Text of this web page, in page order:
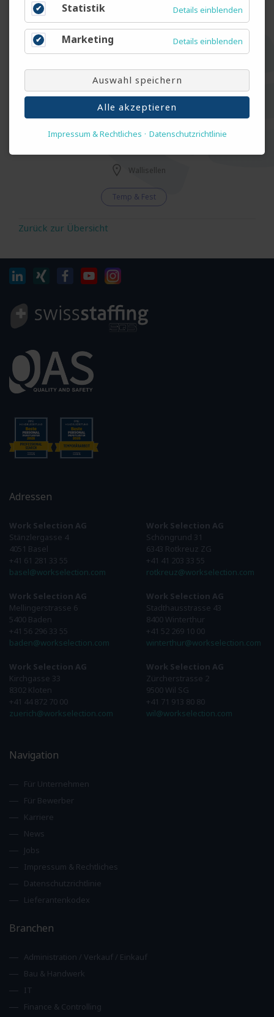
Elektroinstallateur Industrie (m/w/d)
Luzern
Fest - Vollzeit
Wallisellen
Temp & Fest
Zurück zur Übersicht
Adressen
Work Selection AG
Stänzlergasse 4
4051 Basel
+41 61 281 33 55
basel@workselection.com
Work Selection AG
Mellingerstrasse 6
5400 Baden
+41 56 296 33 55
baden@workselection.com
Work Selection AG
Kirchgasse 33
8302 Kloten
+41 44 872 70 00
zuerich@workselection.com
Work Selection AG
Schöngrund 31
6343 Rotkreuz ZG
+41 41 203 33 55
rotkreuz@workselection.com
Work Selection AG
Stadthausstrasse 43
8400 Winterthur
+41 52 269 10 00
winterthur@workselection.com
Work Selection AG
Zürcherstrasse 2
9500 Wil SG
+41 71 913 80 80
wil@workselection.com
Navigation
Für Unternehmen
Für Bewerber
Karriere
News
Jobs
Impressum & Rechtliches
Datenschutzrichtlinie
Lieferantenkodex
Branchen
Administration / Verkauf / Einkauf
Bau & Handwerk
IT
Finance & Controlling
Statistik Details einblenden
Marketing Details einblenden
Auswahl speichern
Alle akzeptieren
Impressum & Rechtliches Datenschutzrichtlinie